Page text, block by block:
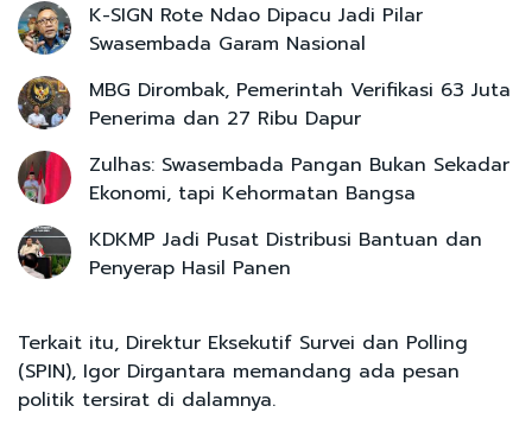
K-SIGN Rote Ndao Dipacu Jadi Pilar
Swasembada Garam Nasional
MBG Dirombak, Pemerintah Verifikasi 63 Juta
Penerima dan 27 Ribu Dapur
Zulhas: Swasembada Pangan Bukan Sekadar
Ekonomi, tapi Kehormatan Bangsa
KDKMP Jadi Pusat Distribusi Bantuan dan
Penyerap Hasil Panen
Terkait itu, Direktur Eksekutif Survei dan Polling
(SPIN), Igor Dirgantara memandang ada pesan
politik tersirat di dalamnya.